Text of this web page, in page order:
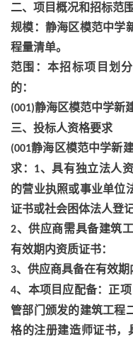
二、项目概况和招标范围
规模：静海区模范中学
程量清单。
范围：本招标项目划
的：
(001)静海区模范中学新
三、投标人资格要求
(001静海区模范中学新
求： 1、具有独立法人
的营业执照或事业单位
证书或社会困体法人登
2、供应商需具备建筑
有效期内资质证书：
3、供应商具备在有效期
4、本项目应配备：正
管部门颁发的建筑工程
格的注册建造师证书，